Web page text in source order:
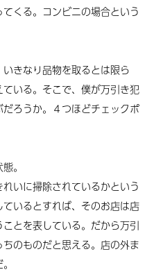
くる。コンビニの場合という
きなり品物を取るとは限ら
いる。そこで、僕が万引き犯
ろうか。４つほどチェックポ
。
いに掃除されているかという
いるとすれば、そのお店は店
とを表している。 だから万引
のものだと思える。店の外ま